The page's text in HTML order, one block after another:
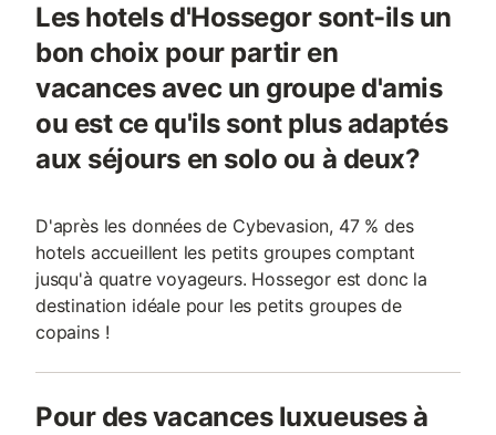
Les hotels d'Hossegor sont-ils un
bon choix pour partir en
vacances avec un groupe d'amis
ou est ce qu'ils sont plus adaptés
aux séjours en solo ou à deux?
D'après les données de Cybevasion, 47 % des
hotels accueillent les petits groupes comptant
jusqu'à quatre voyageurs. Hossegor est donc la
destination idéale pour les petits groupes de
copains !
Pour des vacances luxueuses à